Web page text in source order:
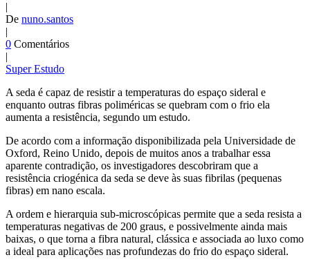
|
De nuno.santos
|
0 Comentários
|
Super Estudo
A seda é capaz de resistir a temperaturas do espaço sideral e
enquanto outras fibras poliméricas se quebram com o frio ela
aumenta a resistência, segundo um estudo.
De acordo com a informação disponibilizada pela Universidade de
Oxford, Reino Unido, depois de muitos anos a trabalhar essa
aparente contradição, os investigadores descobriram que a
resistência criogénica da seda se deve às suas fibrilas (pequenas
fibras) em nano escala.
A ordem e hierarquia sub-microscópicas permite que a seda resista a
temperaturas negativas de 200 graus, e possivelmente ainda mais
baixas, o que torna a fibra natural, clássica e associada ao luxo como
a ideal para aplicações nas profundezas do frio do espaço sideral.